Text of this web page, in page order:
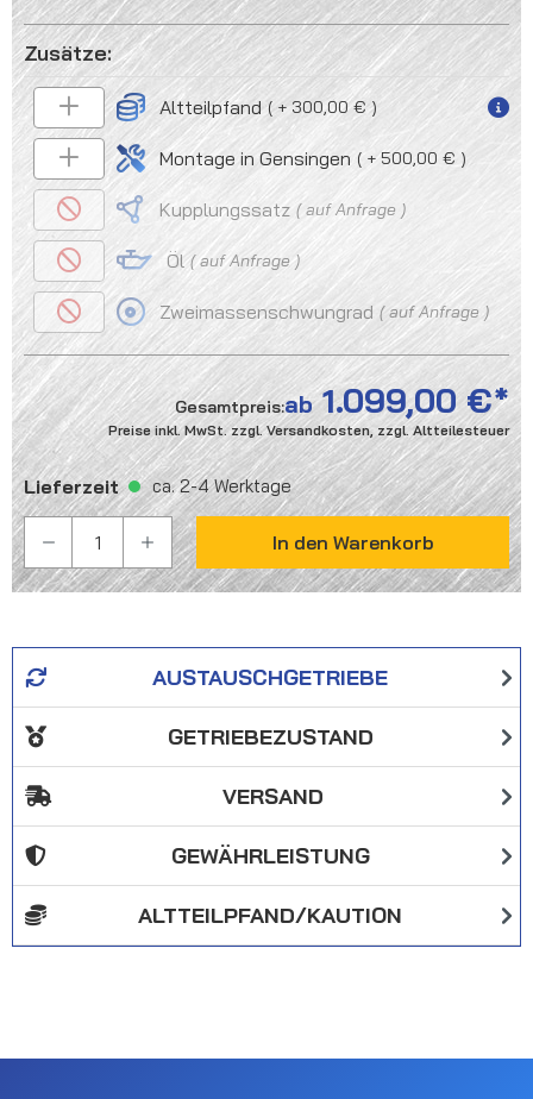
Gesamtpreis:ab 1.099,00 €
Preise inkl. MwSt. zzgl. Versandkosten, zzgl. Altteilesteuer
Lieferzeit ca. 2-4 Werktage
Altteilpfand + 300,00 €
Montage in Gensingen + 500,00 €
Kupplungssatz auf Anfrage
Öl auf Anfrage
Zweimassenschwungrad auf Anfrage
PRODUKT ANZAHL: GIB DEN GEWÜNSCHTEN
In den Warenkorb
AUSTAUSCHGETRIEBE
GETRIEBEZUSTAND
VERSAND
GEWÄHRLEISTUNG
ALTTEILPFAND/KAUTION